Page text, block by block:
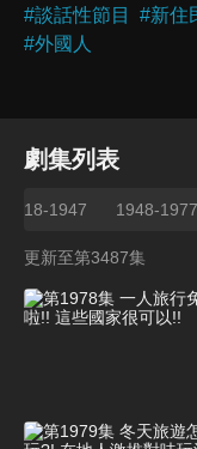
#談話性節目 #新住
#外國人
劇集列表
1918-1947 1948-1977
更新至第3487集